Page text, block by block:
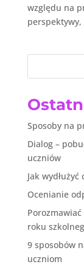
względu na
Sposoby na
Dialog –
uczniów
Jak
Ocenianie
roku
9 sposobów
uczniom